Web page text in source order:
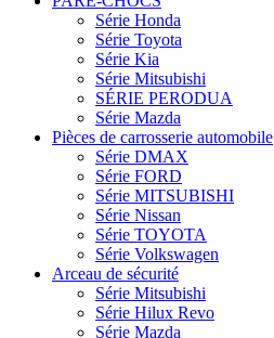
Série Honda
Série Toyota
Série Kia
Série Mitsubishi
SÉRIE PERODUA
Série Mazda
Pièces de carrosserie automobile
Série DMAX
Série FORD
Série MITSUBISHI
Série Nissan
Série TOYOTA
Série Volkswagen
Arceau de sécurité
Série Mitsubishi
Série Hilux Revo
Série Mazda